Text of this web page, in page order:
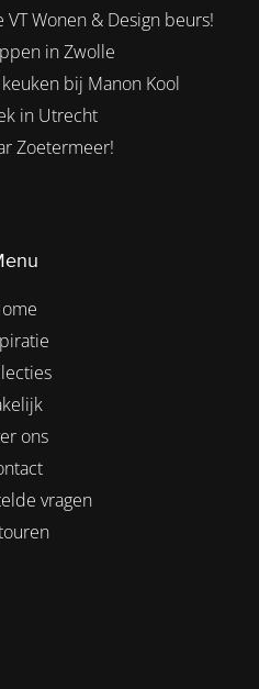
Wonen & Design beurs!
in Zwolle
bij Manon Kool
in Utrecht
Zoetermeer!
ons
vragen